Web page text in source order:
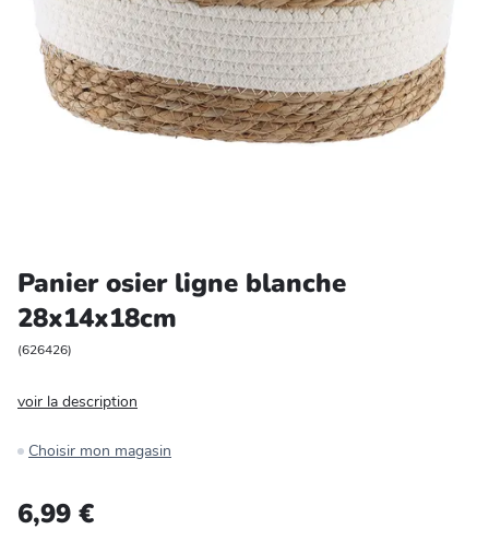
Cuisine et art de la table
Salle de bain et beauté
Entretien et rangement
Bricolage et auto
Jardin et plein air
Zoomer sur l'image
Panier osier ligne blanche
28x14x18cm
(626426)
voir la description
Choisir mon magasin
6,99 €